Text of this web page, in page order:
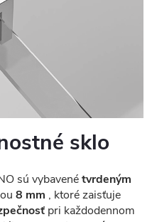
sklo
sú vybavenétvrdeným
8 mm , ktoré zaisťuje
pri každodennom